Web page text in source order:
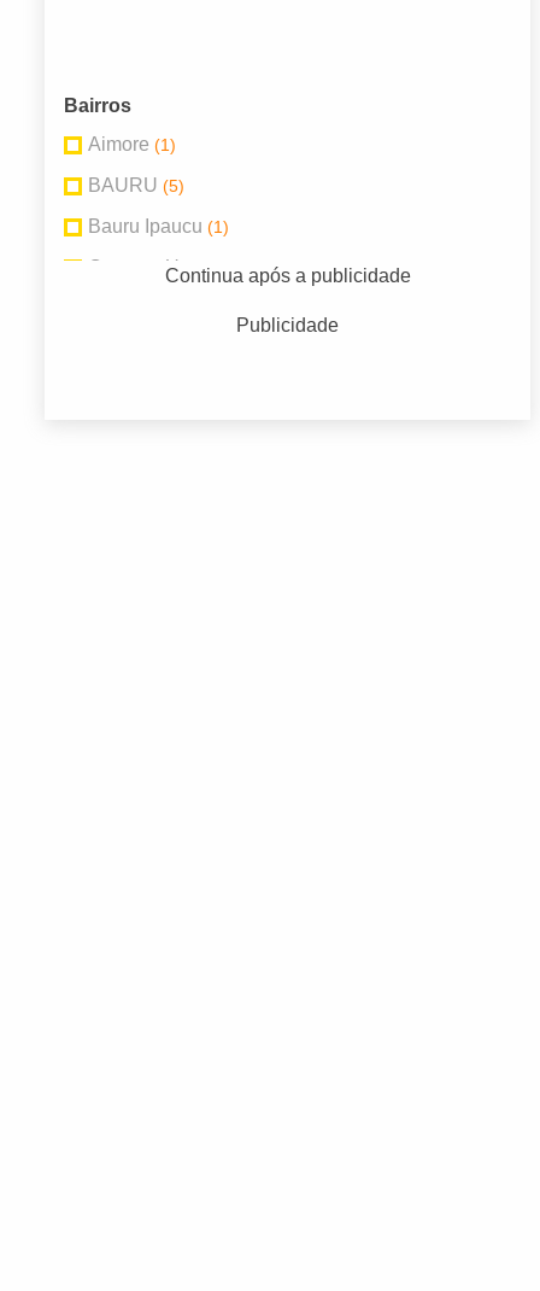
Bairros
Aimore (1)
BAURU (5)
Bauru Ipaucu (1)
Campus Unesp(1)
Continua após a publicidade
Publicidade